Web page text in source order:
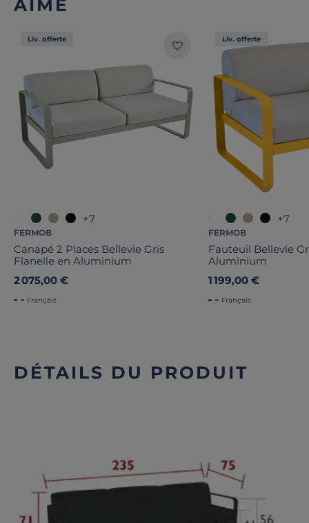
AIMÉ
Liv. offerte
+7
FERMOB
Canapé 2 Places Bellevie Gris
Flanelle en Aluminium
2 075,00 €
Français
Liv. offerte
+7
FERMOB
Fauteuil Bellevie
Aluminium
1 199,00 €
Français
DÉTAILS DU PRODUIT